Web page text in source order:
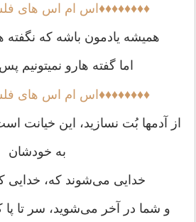
♦♦♦♦♦♦♦♦اس ام اس های
همیشه یادمون باشه که نگفته
اما گفته هارو نمیتونیم
♦♦♦♦♦♦♦♦اس ام اس های
از آدمها بُت نسازید، این خیانت
به خودشان
خدایی می‌شوند که، خدایی
و شما در آخر می‌شوید، سر تا پا